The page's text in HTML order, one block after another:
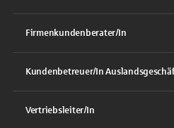
Firmenkundenberater/In
Kundenbetreuer/In
Vertriebsleiter/In